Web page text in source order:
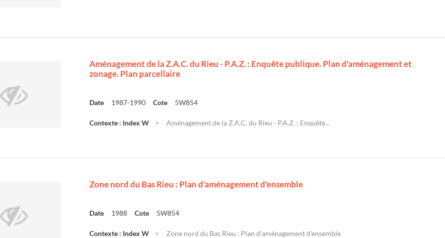
Aménagement de la Z.A.C. du Rieu - P.A.Z. : Enquête publique. Plan d'aménagement et
zonage. Plan parcellaire
Date 1987-1990 Cote 5W854
Contexte : Index W Aménagement de la Z.A.C. du Rieu - P.A.Z. : Enquête...
Zone nord du Bas Rieu : Plan d'aménagement d'ensemble
Date 1988 Cote 5W854
Contexte : Index W Zone nord du Bas Rieu : Plan d'aménagement d'ensemble